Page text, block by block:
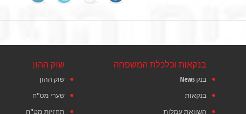
שוק ההון
שוק ההון
שערי מט"ח
תחזיות מט"ח
בנקאות וכלכלת המשפחה
בנק News
בנקאות
השוואת עמלות